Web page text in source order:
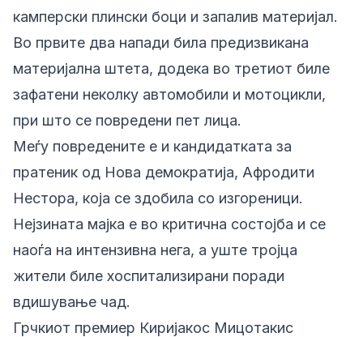
камперски плински боци и запалив материјал.
Во првите два напади била предизвикана
материјална штета, додека во третиот биле
зафатени неколку автомобили и мотоцикли,
при што се повредени пет лица.
Меѓу повредените е и кандидатката за
пратеник од Нова демократија, Афродити
Нестора, која се здобила со изгореници.
Нејзината мајка е во критична состојба и се
наоѓа на интензивна нега, а уште тројца
жители биле хоспитализирани поради
вдишување чад.
Грчкиот премиер Киријакос Мицотакис